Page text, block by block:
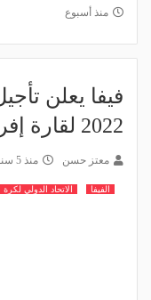
منذ أسبوع
فيفا يعلن
2022 لقارة إفريقيا
معتز حسن منذ 5 سنوات
الفيفا الاتحاد الدولي لكرة